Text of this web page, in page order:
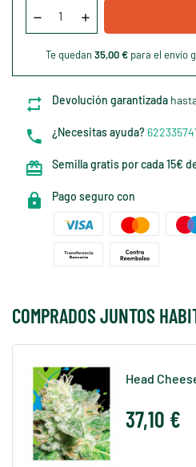
Te quedan 35,00 € para el envío
Devolución garantizada
¿Necesitas ayuda?
Semilla gratis por cada 15€
Pago seguro con
COMPRADOS JUNTOS
Head
37,10 €